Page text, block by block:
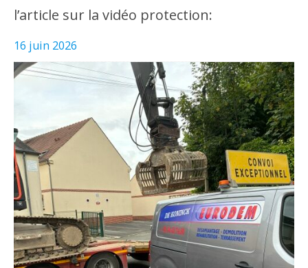
l’article sur la vidéo protection:
16 juin 2026